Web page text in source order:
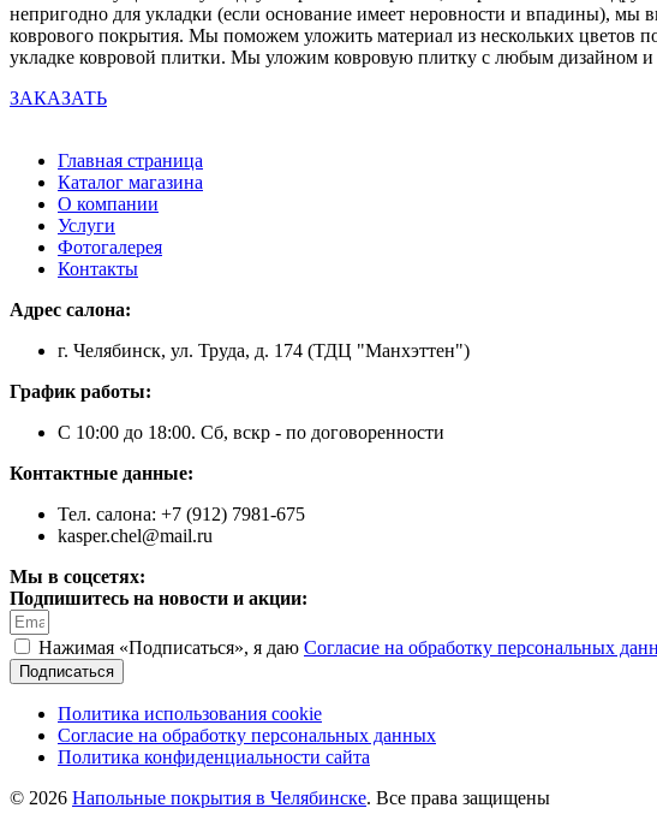
непригодно для укладки (если основание имеет неровности и впадины),
коврового покрытия. Мы поможем уложить материал из нескольких цветов
укладке ковровой плитки. Мы уложим ковровую плитку с любым дизайном
ЗАКАЗАТЬ
Главная страница
Каталог магазина
О компании
Услуги
Фотогалерея
Контакты
Адрес салона:
г. Челябинск, ул. Труда, д. 174 (ТДЦ "Манхэттен")
График работы:
С 10:00 до 18:00. Сб, вскр - по договоренности
Контактные данные:
Тел. салона: +7 (912) 7981-675
kasper.chel@mail.ru
Мы в соцсетях:
Подпишитесь на новости и акции:
Нажимая «Подписаться», я даю Согласие на обработку персональных
Подписаться
Политика использования cookie
Согласие на обработку персональных данных
Политика конфиденциальности сайта
© 2026 Напольные покрытия в Челябинске. Все права защищены